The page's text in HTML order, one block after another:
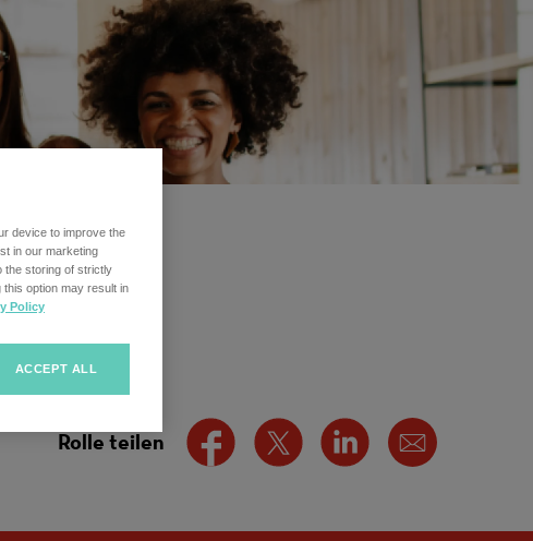
Rolle teilen
device to improve the
in our marketing
the storing of strictly
option may result in
Policy
ACCEPT ALL